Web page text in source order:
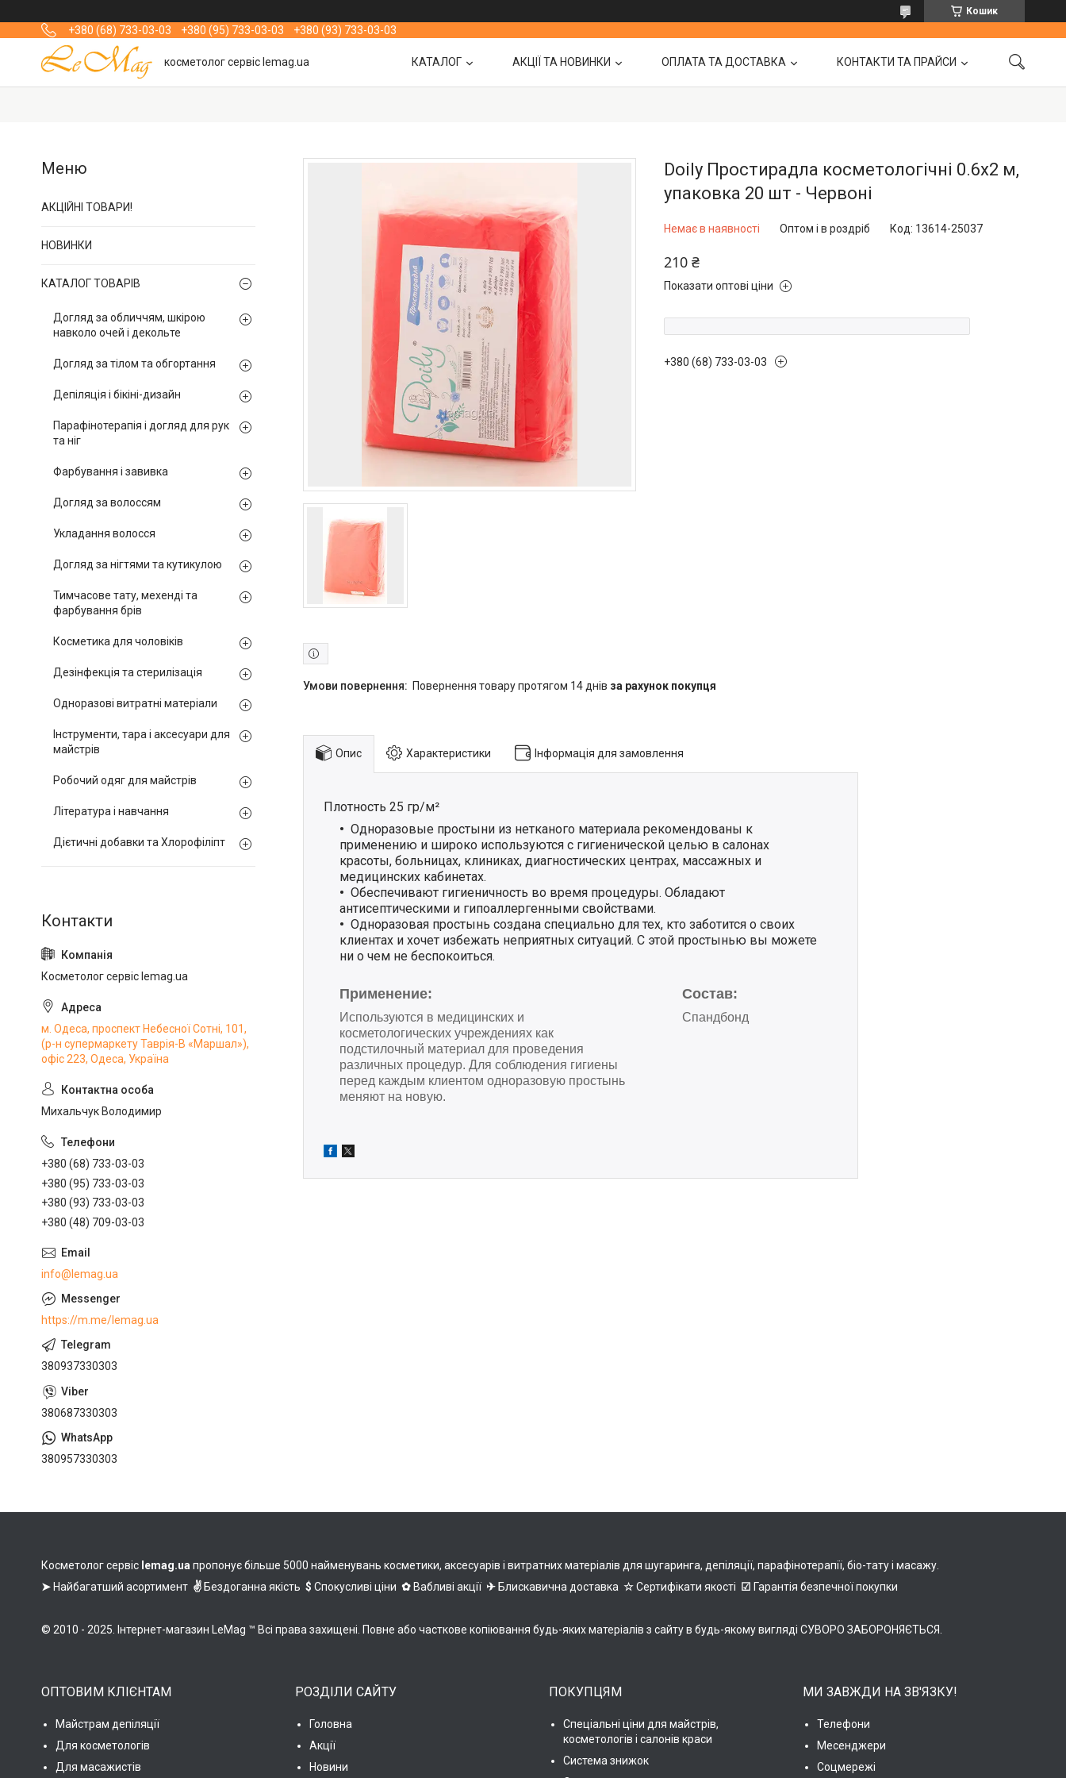
Кошик
+380 (68) 733-03-03 +380 (95) 733-03-03 +380 (93) 733-03-03
косметолог сервіс lemag.ua КАТАЛОГ АКЦІЇ ТА НОВИНКИ ОПЛАТА ТА ДОСТАВКА КОНТАКТИ ТА ПРАЙСИ
Doily Простирадла косметологічні 0.6х2 м,
упаковка 20 шт - Червоні
Немає в наявності Оптом і в роздріб Код: 13614-25037
210 ₴
Показати оптові ціни
+380 (68) 733-03-03
повернення товару протягом 14 днів за рахунок покупця
Опис Характеристики Інформація для замовлення
Плотность 25 гр/м²
Одноразовые простыни из нетканого материала рекомендованы к
применению и широко используются с гигиенической целью в салонах
красоты, больницах, клиниках, диагностических центрах, массажных и
медицинских кабинетах.
Обеспечивают гигиеничность во время процедуры. Обладают
антисептическими и гипоаллергенными свойствами.
Одноразовая простынь создана специально для тех, кто заботится о своих
клиентах и хочет избежать неприятных ситуаций. С этой простынью вы можете
ни о чем не беспокоиться.
Применение:
Используются в медицинских и
косметологических учреждениях как
подстилочный материал для проведения
различных процедур. Для соблюдения гигиены
перед каждым клиентом одноразовую простынь
меняют на новую.
Состав:
Спандбонд
АКЦІЙНІ ТОВАРИ!
НОВИНКИ
КАТАЛОГ ТОВАРІВ
Догляд за обличчям, шкірою
навколо очей і декольте
Догляд за тілом та обгортання
Депіляція і бікіні-дизайн
Парафінотерапія і догляд для рук
та ніг
Фарбування і завивка
Догляд за волоссям
Укладання волосся
Догляд за нігтями та кутикулою
Тимчасове тату, мехенді та
фарбування брів
Косметика для чоловіків
Дезінфекція та стерилізація
Одноразові витратні матеріали
Інструменти, тара і аксесуари для
майстрів
Робочий одяг для майстрів
Література і навчання
Дієтичні добавки та Хлорофіліпт
Косметолог сервіс lemag.ua
м. Одеса, проспект Небесної Сотні, 101,
(р-н супермаркету Таврія-В «Маршал»),
офіс 223, Одеса, Україна
Михальчук Володимир
+380 (68) 733-03-03
+380 (95) 733-03-03
+380 (93) 733-03-03
+380 (48) 709-03-03
info@lemag.ua
https://m.me/lemag.ua
380937330303
380687330303
380957330303
Косметолог сервіс lemag.ua пропонує більше 5000 найменувань косметики, аксесуарів і витратних матеріалів для шугаринга, депіляції, парафінотерапії, біо-тату і масажу.
➤ Найбагатший асортимент ✌ Бездоганна якість $ Спокусливі ціни ✿ Вабливі акції ✈ Блискавична доставка ☆Сертифікати якості ☑ Гарантія безпечної покупки
© 2010 - 2025. Інтернет-магазин LeMag ™ Всі права захищені. Повне або часткове копіювання будь-яких матеріалів з сайту в будь-якому вигляді СУВОРО ЗАБОРОНЯЄТЬСЯ.
ОПТОВИМ КЛІЄНТАМ
Майстрам депіляції
Для косметологів
Для масажистів
РОЗДІЛИ САЙТУ
Головна
Акції
Новини
ПОКУПЦЯМ
Спеціальні ціни для майстрів,
косметологів і салонів краси
Система знижок
МИ ЗАВЖДИ НА ЗВ'ЯЗКУ!
Телефони
Месенджери
Соцмережі